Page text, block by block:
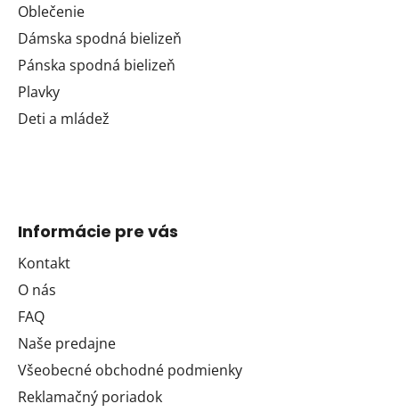
Oblečenie
Dámska spodná bielizeň
Pánska spodná bielizeň
Plavky
Deti a mládež
Informácie pre vás
Kontakt
O nás
FAQ
Naše predajne
Všeobecné obchodné podmienky
Reklamačný poriadok